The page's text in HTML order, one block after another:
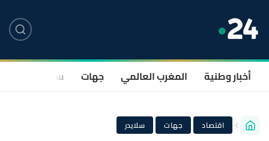
أخبار وطنية المغرب العالمي جهات سياسة
اقتصاد · جهات · سلايدر